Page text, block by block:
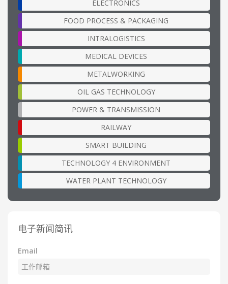
ELECTRONICS
FOOD PROCESS & PACKAGING
INTRALOGISTICS
MEDICAL DEVICES
METALWORKING
OIL GAS TECHNOLOGY
POWER & TRANSMISSION
RAILWAY
SMART BUILDING
TECHNOLOGY 4 ENVIRONMENT
WATER PLANT TECHNOLOGY
电子新闻简讯
Email